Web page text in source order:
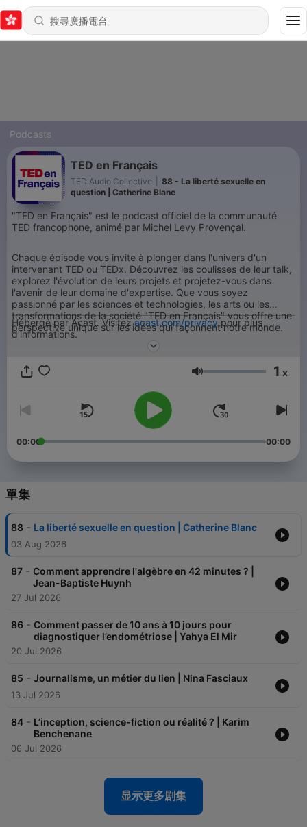
Podcasts
TED en Français
TED Audio Collective
88 - La liberté sexuelle en
question | Catherine Blanc
"TED en Français" est le podcast officiel de la communauté
TED francophone, animé par Michel Levy Provençal.
Chaque épisode vous invite à plonger dans l'univers d'un
intervenant TED ou TEDx. Découvrez les coulisses de leur talk,
explorez l'évolution de leurs projets et projetez-vous dans
l'avenir de leur domaine d'expertise. Que vous soyez
passionné par les sciences et technologies, les arts ou les
transformations de la société "TED en Français" vous offre une
perspective unique sur les idées qui façonnent notre monde.
Hébergé par Acast. Visitezacast.com/privacypour plus
d'informations.
音量 1 x
00:00 00:00
單集
88 - La liberté sexuelle en question | Catherine Blanc
03 Aug 2026
87 - Comment apprendre l'algèbre en 42 minutes ? |
Jean-Baptiste Huynh
27 Jul 2026
86 - Comment passer de 10 ans à 10 jours pour
diagnostiquer l’endométriose | Yahya El Mir
20 Jul 2026
85 - Journalisme, un métier du lien | Nina Fasciaux
13 Jul 2026
84 - L’inception, science-fiction ou réalité ? | Karim
Benchenane
06 Jul 2026
显示更多剧集